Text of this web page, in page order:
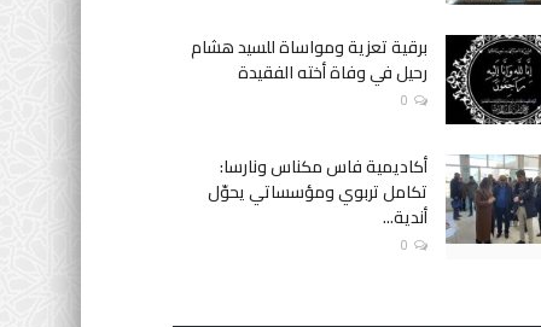
برقية تعزية ومواساة للسيد هشام
رحيل في وفاة أخته الفقيدة
0
أكاديمية فاس مكناس ونارسا:
تكامل تربوي ومؤسساتي يحوّل
أندية...
0